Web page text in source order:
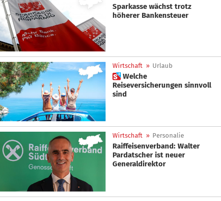
Sparkasse wächst trotz
höherer Bankensteuer
Wirtschaft » Urlaub
 Welche
Reiseversicherungen sinnvoll
sind
Wirtschaft » Personalie
Raiffeisenverband: Walter
Pardatscher ist neuer
Generaldirektor